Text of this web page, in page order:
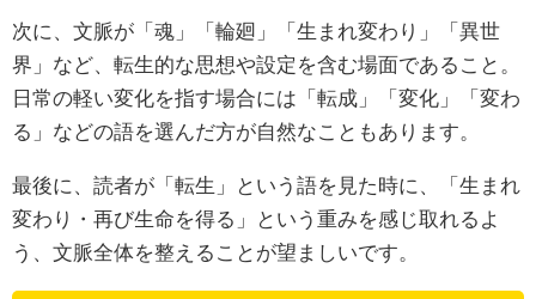
次に、文脈が「魂」「輪廻」「生まれ変わり」「異世
界」など、転生的な思想や設定を含む場面であること。
日常の軽い変化を指す場合には「転成」「変化」「変わ
る」などの語を選んだ方が自然なこともあります。
最後に、読者が「転生」という語を見た時に、「生まれ
変わり・再び生命を得る」という重みを感じ取れるよ
う、文脈全体を整えることが望ましいです。